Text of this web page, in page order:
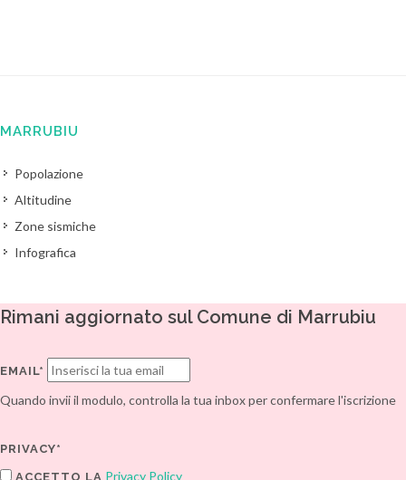
MARRUBIU
Popolazione
Altitudine
Zone sismiche
Infografica
Rimani aggiornato sul Comune di Marrubiu
EMAIL*
Quando invii il modulo, controlla la tua inbox per confermare l'iscrizione
PRIVACY*
ACCETTO LA Privacy Policy